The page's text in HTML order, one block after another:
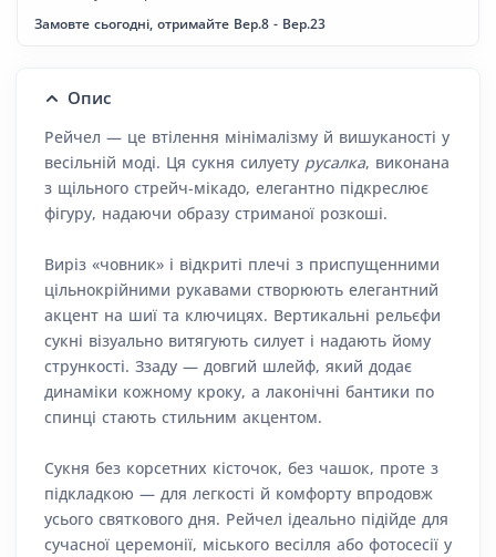
Замовте сьогодні, отримайте Вер.8 - Вер.23
Опис
Рейчел — це втілення мінімалізму й вишуканості у
весільній моді. Ця сукня силуету русалка, виконана
з щільного стрейч-мікадо, елегантно підкреслює
фігуру, надаючи образу стриманої розкоші.
Виріз «човник» і відкриті плечі з приспущенними
цільнокрійними рукавами створюють елегантний
акцент на шиї та ключицях. Вертикальні рельєфи
сукні візуально витягують силует і надають йому
стрункості. Ззаду — довгий шлейф, який додає
динаміки кожному кроку, а лаконічні бантики по
спинці стають стильним акцентом.
Сукня без корсетних кісточок, без чашок, проте з
підкладкою — для легкості й комфорту впродовж
усього святкового дня. Рейчел ідеально підійде для
сучасної церемонії, міського весілля або фотосесії у